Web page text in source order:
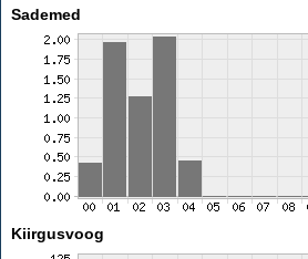
Sademed
Kiirgusvoog